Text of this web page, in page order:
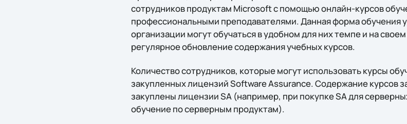
сотрудников продуктам Microsoft c помощью онлайн-курсов
профессиональными преподавателями. Данная форма обучения
организации могут обучаться в удобном для них темпе и на
регулярное обновление содержания учебных курсов.
Количество сотрудников, которые могут использовать курсы
закупленных лицензий Software Assurance. Содержание курсов
закуплены лицензии SA (например, при покупке SA для
обучение по серверным продуктам).